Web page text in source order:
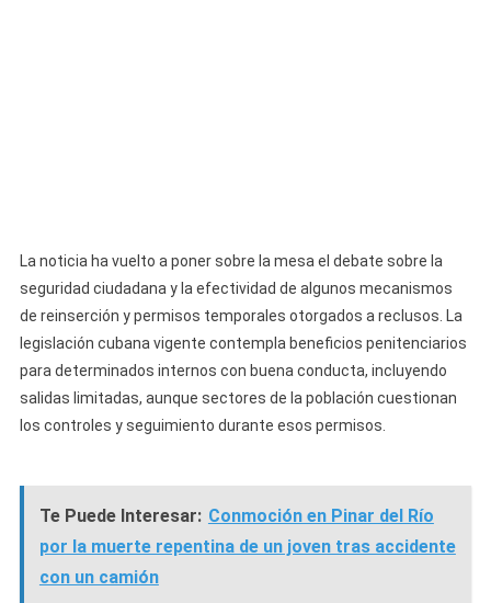
La noticia ha vuelto a poner sobre la mesa el debate sobre la
seguridad ciudadana y la efectividad de algunos mecanismos
de reinserción y permisos temporales otorgados a reclusos. La
legislación cubana vigente contempla beneficios penitenciarios
para determinados internos con buena conducta, incluyendo
salidas limitadas, aunque sectores de la población cuestionan
los controles y seguimiento durante esos permisos.
Te Puede Interesar: Conmoción en Pinar del Río
por la muerte repentina de un joven tras accidente
con un camión